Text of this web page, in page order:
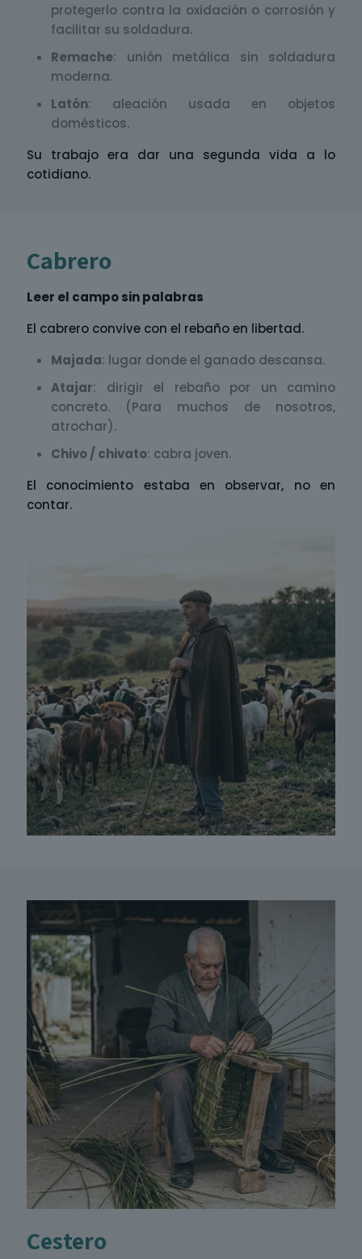
protegerlo contra la oxidación o corrosión y
facilitar su soldadura.
Remache: unión metálica sin soldadura
moderna.
Latón: aleación usada en objetos
domésticos.
Su trabajo era dar una segunda vida a lo
cotidiano.
Cabrero
Leer el campo sin palabras
El cabrero convive con el rebaño en libertad.
Majada: lugar donde el ganado descansa.
Atajar: dirigir el rebaño por un camino
concreto. (Para muchos de nosotros,
atrochar).
Chivo / chivato: cabra joven.
El conocimiento estaba en observar, no en
contar.
Cestero